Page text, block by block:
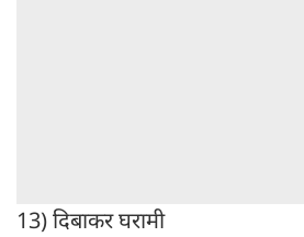
13) दिबाकर घरामी